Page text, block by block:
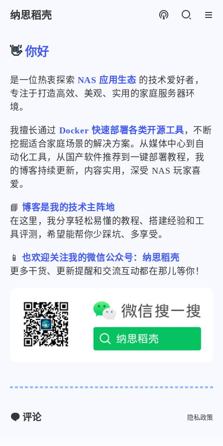
纳思稻壳
👋你好
是一位热衷探索 NAS 应用生态 的技术爱好者，
专注于打造高效、美观、实用的家庭服务器环
境。
我擅长通过 Docker 快速部署各类开源工具 ，不断
挖掘适合家庭场景的解决方案。从媒体中心到自
动化工具，从国产软件推荐到一键部署教程，我
的博客持续更新，内容实用，深受 NAS 玩家喜
爱。
📘博客是我的技术主阵地
在这里，我分享轻松易懂的教程、搭建经验和工
具评测，希望能帮你少踩坑、多享受。
📱也欢迎关注我的微信公众号：纳思稻壳
更多干货、更新提醒和交流互动都在那儿等你！
评论 隐私政策